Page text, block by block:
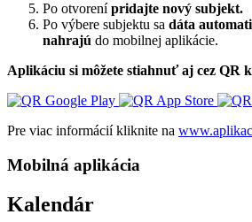
Po otvorenípridajte nový subjekt.
Po výbere subjektu sa dáta
nahrajú do mobilnej aplikácie.
Aplikáciu si môžete stiahnuť aj cez QR
Pre viac informácií kliknite na
Mobilná aplikácia
Kalendár